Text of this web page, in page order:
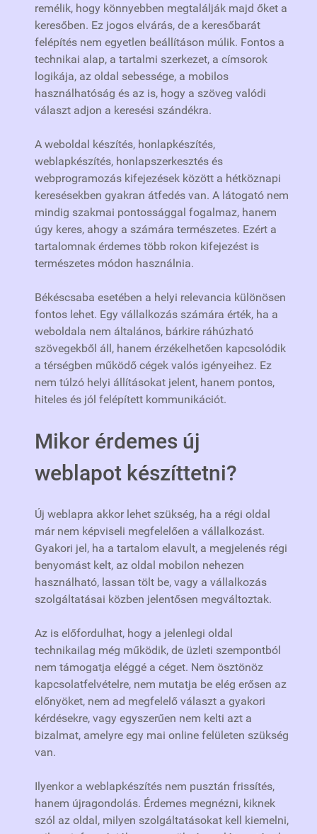
remélik, hogy könnyebben megtalálják majd őket a
keresőben. Ez jogos elvárás, de a keresőbarát
felépítés nem egyetlen beállításon múlik. Fontos a
technikai alap, a tartalmi szerkezet, a címsorok
logikája, az oldal sebessége, a mobilos
használhatóság és az is, hogy a szöveg valódi
választ adjon a keresési szándékra.
A weboldal készítés, honlapkészítés,
weblapkészítés, honlapszerkesztés és
webprogramozás kifejezések között a hétköznapi
keresésekben gyakran átfedés van. A látogató nem
mindig szakmai pontossággal fogalmaz, hanem
úgy keres, ahogy a számára természetes. Ezért a
tartalomnak érdemes több rokon kifejezést is
természetes módon használnia.
Békéscsaba esetében a helyi relevancia különösen
fontos lehet. Egy vállalkozás számára érték, ha a
weboldala nem általános, bárkire ráhúzható
szövegekből áll, hanem érzékelhetően kapcsolódik
a térségben működő cégek valós igényeihez. Ez
nem túlzó helyi állításokat jelent, hanem pontos,
hiteles és jól felépített kommunikációt.
Mikor érdemes új
weblapot készíttetni?
Új weblapra akkor lehet szükség, ha a régi oldal
már nem képviseli megfelelően a vállalkozást.
Gyakori jel, ha a tartalom elavult, a megjelenés régi
benyomást kelt, az oldal mobilon nehezen
használható, lassan tölt be, vagy a vállalkozás
szolgáltatásai közben jelentősen megváltoztak.
Az is előfordulhat, hogy a jelenlegi oldal
technikailag még működik, de üzleti szempontból
nem támogatja eléggé a céget. Nem ösztönöz
kapcsolatfelvételre, nem mutatja be elég erősen az
előnyöket, nem ad megfelelő választ a gyakori
kérdésekre, vagy egyszerűen nem kelti azt a
bizalmat, amelyre egy mai online felületen szükség
van.
Ilyenkor a weblapkészítés nem pusztán frissítés,
hanem újragondolás. Érdemes megnézni, kiknek
szól az oldal, milyen szolgáltatásokat kell kiemelni,